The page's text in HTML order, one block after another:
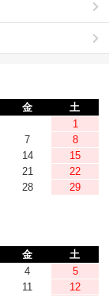
金
土
1
7
8
14
15
21
22
28
29
金
土
4
5
11
12